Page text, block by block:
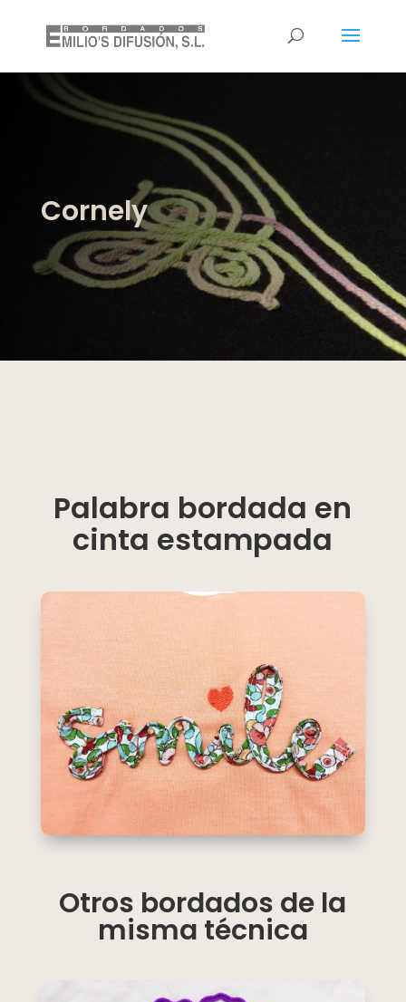
Cornely
Palabra bordada en
cinta estampada
Otros bordados de la
misma técnica